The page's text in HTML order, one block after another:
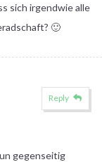
sich irgendwie alle
🙂
gegenseitig
Reply